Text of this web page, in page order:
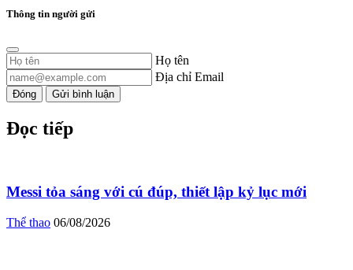
Thông tin người gửi
Họ tên
Địa chỉ Email
Đóng Gửi bình luận
Đọc tiếp
Messi tỏa sáng với cú đúp, thiết lập kỷ lục mới
Thể thao 06/08/2026